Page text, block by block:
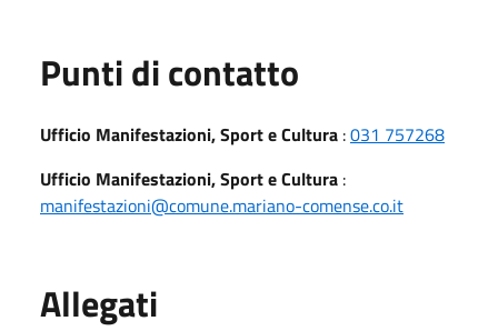
Punti di contatto
Ufficio Manifestazioni, Sport e Cultura :031 757268
Ufficio Manifestazioni, Sport e Cultura :
manifestazioni@comune.mariano-comense.co.it
Allegati